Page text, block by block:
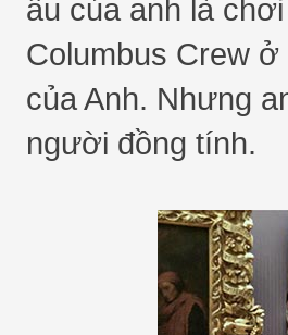
ấu của anh là
Columbus Crew
của Anh. Nhưng
người đồng tính.